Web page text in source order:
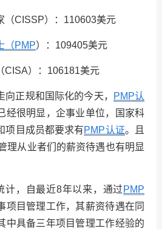
（CISSP）：110603美元
（PMP）：109405美元
CISA）：106181美元
向正规和国际化的今天，
PMP认
经很明显，企事业单位，国家科
项目成员都要求有PMP认证。且
理从业者们的薪资待遇也有明显
计，自最近8年以来，通过 PMP
项目管理工作，其薪资待遇在同
中具备三年项目管理工作经验的